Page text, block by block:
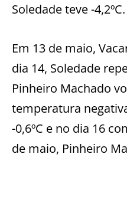
Soledade teve -4,2ºC.
Em 13 de maio,
dia 14, Soledade
Pinheiro Machado
temperatura
-0,6ºC e no dia 16
de maio, Pinheiro